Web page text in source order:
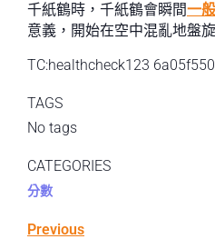
千紙鶴時，千紙鶴會瞬間一
意義，開始在空中混亂地盤旋
TC:healthcheck123
TAGS
No tags
CATEGORIES
分數
Previous